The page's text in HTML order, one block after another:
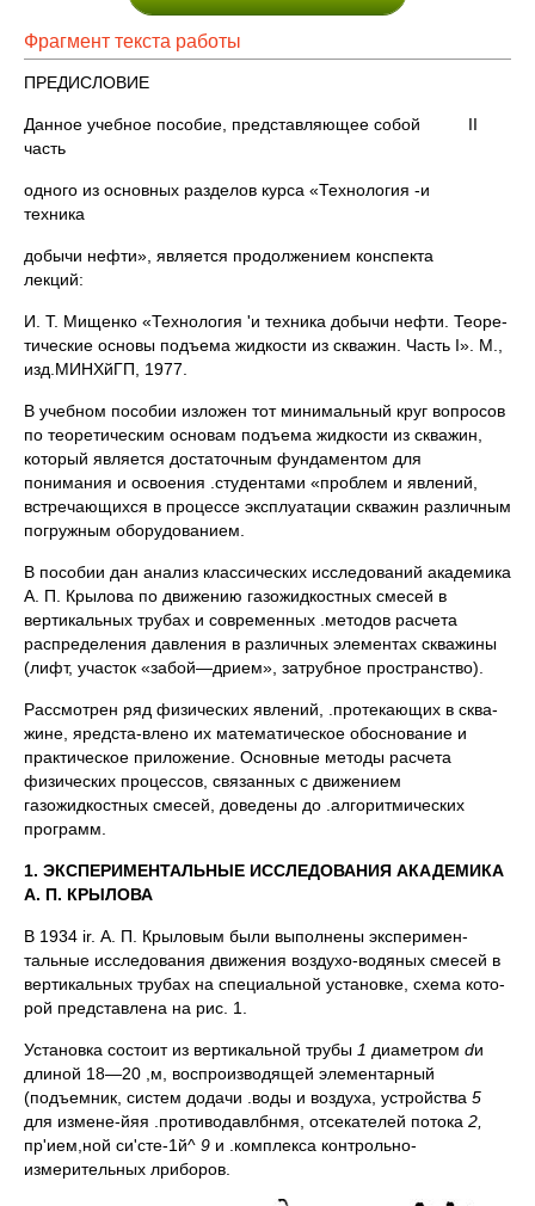
Фрагмент текста работы
ПРЕДИСЛОВИЕ
Данное учебное пособие, представляющее собой II
часть
одного из основных разделов курса «Технология -и
техника
добычи нефти», является продолжением конспекта
лекций:
И. Т. Мищенко «Технология 'и техника добычи нефти. Теоре­
тические основы подъема жидкости из скважин. Часть I». М.,
изд.МИНХйГП, 1977.
В учебном пособии изложен тот минимальный круг вопро­сов
по теоретическим основам подъема жидкости из скважин,
который является достаточным фундаментом для
понимания и освоения .студентами «проблем и явлений,
встречающихся в процессе эксплуатации скважин различным
погружным обо­рудованием.
В пособии дан анализ классических исследований акаде­мика
А. П. Крылова по движению газожидкостных смесей в
вертикальных трубах и современных .методов расчета
распре­деления давления в различных элементах скважины
(лифт, участок «забой—дрием», затрубное пространство).
Рассмотрен ряд физических явлений, .протекающих в сква­
жине, яредста-влено их математическое обоснование и
практи­ческое приложение. Основные методы расчета
физических процессов, связанных с движением
газожидкостных смесей, до­ведены до .алгоритмических
программ.
1. ЭКСПЕРИМЕНТАЛЬНЫЕ ИССЛЕДОВАНИЯ АКАДЕМИКА
А. П. КРЫЛОВА
В 1934 ir. А. П. Крыловым были выполнены эксперимен­
тальные исследования движения воздухо-водяных смесей в
вертикальных трубах на специальной установке, схема кото­
рой представлена на рис. 1.
Установка состоит из вертикальной трубы 1 диаметром dи
длиной 18—20 ,м, воспроизводящей элементарный
(подъем­ник, систем додачи .воды и воздуха, устройства 5
для измене-йяя .противодавлбнмя, отсекателей потока 2,
пр'ием,ной си'сте-1й^ 9 и .комплекса контрольно-
измерительных лриборов.